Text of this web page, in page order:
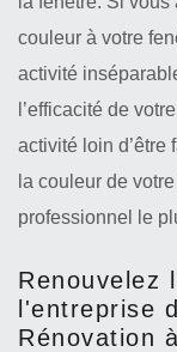
couleur à votre
activité
l’efficacité de
activité loin d’être
la couleur de
professionnel le
Renouvelez
l'entreprise
Rénovation